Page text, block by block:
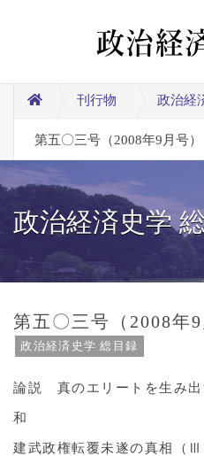
刊行物 政治経
第五〇三号（2008年9月号）
政治経済史学
第五〇三号（2008年9
政治経済史学 総目録
論説 真のエリートを生み出
和
建武政権転覆未遂の真相（